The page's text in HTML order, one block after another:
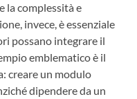
la complessità e
invece, è essenziale
possano integrare il
emblematico è il
creare un modulo
dipendere da un